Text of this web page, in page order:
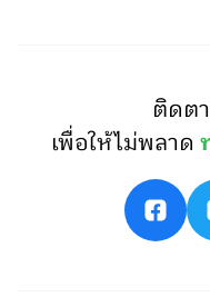
ติดต
เพื่อให้ไม่พลาด